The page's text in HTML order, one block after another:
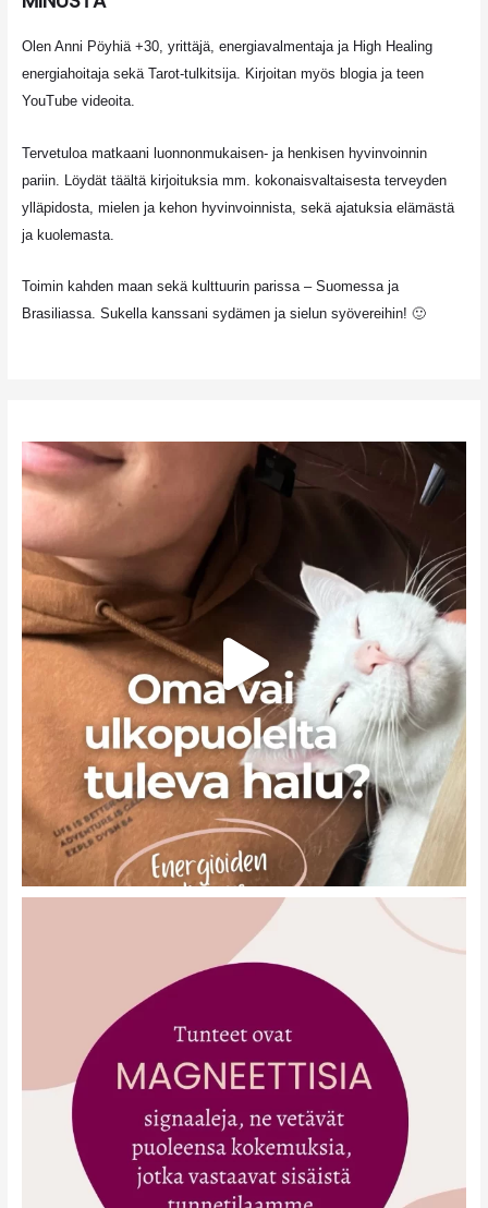
Olen Anni Pöyhiä +30, yrittäjä, energiavalmentaja ja High Healing
energiahoitaja sekä Tarot-tulkitsija. Kirjoitan myös blogia ja teen
YouTube videoita.
Tervetuloa matkaani luonnonmukaisen- ja henkisen hyvinvoinnin
pariin. Löydät täältä kirjoituksia mm. kokonaisvaltaisesta terveyden
ylläpidosta, mielen ja kehon hyvinvoinnista, sekä ajatuksia elämästä
ja kuolemasta.
Toimin kahden maan sekä kulttuurin parissa – Suomessa ja
Brasiliassa. Sukella kanssani sydämen ja sielun syövereihin! 🙂